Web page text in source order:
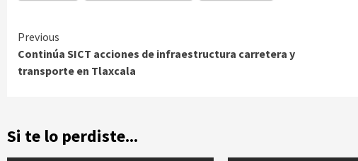
Continue
Reading
Previous
Continúa SICT acciones de infraestructura carretera y
transporte en Tlaxcala
Si te lo perdiste...